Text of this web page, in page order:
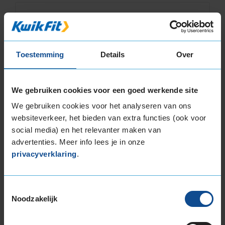
Toestemming Details Over
We gebruiken cookies voor een goed werkende site
We gebruiken cookies voor het analyseren van ons
websiteverkeer, het bieden van extra functies (ook voor
social media) en het relevanter maken van
advertenties. Meer info lees je in onze
privacyverklaring.
Noodzakelijk
6,0
Grip
6,0
Comfort
7,0
Band 185/65R14 86H
Type rijder
MITSUBISHI Carisma 1.6 HB 4-cil. B 99pk
Kilometer per jaar 10.000 tot 25.000 km
8,0 Algemeen
Grip
8,0
Band